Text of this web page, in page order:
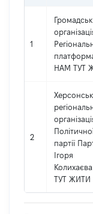
1
НАМ ТУТ
2
партії
Ігоря
ТУТ ЖИТИ